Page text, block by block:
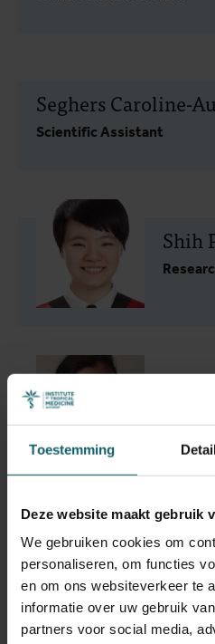
Toestemming
Deze website maakt gebruik
We gebruiken cookies om
personaliseren, om functies
en om ons websiteverkeer te
informatie over uw gebruik
partners voor social media,
Seghers Caroline-
Scientific Assistant
Shih
Tablado Alonso
Research Assistant